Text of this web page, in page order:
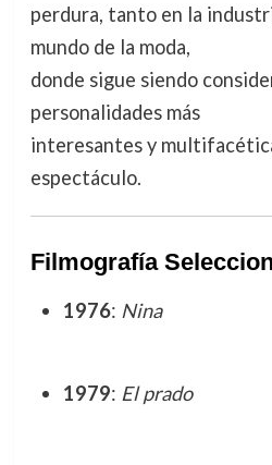
perdura, tanto en la
mundo de la moda,
donde sigue siendo
personalidades más
interesantes y
espectáculo.
Filmografía
1976: Nina
1979: El prado